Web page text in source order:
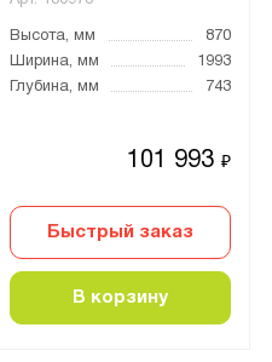
Высота, мм
870
Ширина, мм
1993
Глубина, мм
743
101 993₽
Быстрый заказ
В корзину